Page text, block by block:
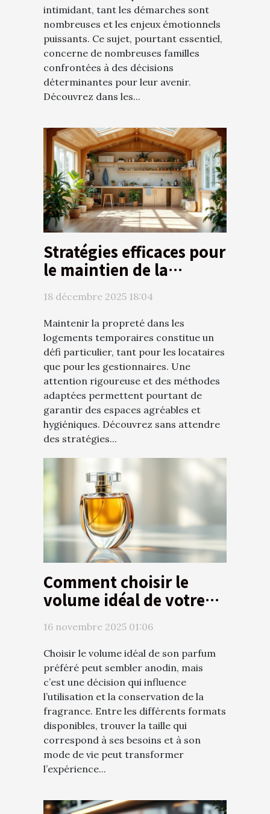
intimidant, tant les démarches sont
nombreuses et les enjeux émotionnels
puissants. Ce sujet, pourtant essentiel,
concerne de nombreuses familles
confrontées à des décisions
déterminantes pour leur avenir.
Découvrez dans les...
Stratégies efficaces pour
le maintien de la
propreté dans les
logements temporaires
18 décembre 2025 18:04
Maintenir la propreté dans les
logements temporaires constitue un
défi particulier, tant pour les locataires
que pour les gestionnaires. Une
attention rigoureuse et des méthodes
adaptées permettent pourtant de
garantir des espaces agréables et
hygiéniques. Découvrez sans attendre
des stratégies...
Comment choisir le
volume idéal de votre
parfum préféré?
16 novembre 2025 01:06
Choisir le volume idéal de son parfum
préféré peut sembler anodin, mais
c’est une décision qui influence
l’utilisation et la conservation de la
fragrance. Entre les différents formats
disponibles, trouver la taille qui
correspond à ses besoins et à son
mode de vie peut transformer
l’expérience...